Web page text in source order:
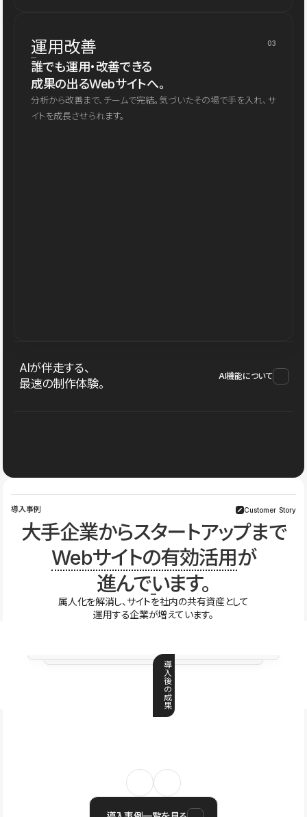
運用改善 03
誰でも運用・改善できる
成果の出るWebサイトへ。
分析から改善まで、チームで完結。気づいたその場で手を入れ、サ
イトを成長させられます。
AIが伴走する、
最速の制作体験。
AI機能について
導入事例 Customer Story
大手企業からスタートアップまで
Webサイトの有効活用が
進んでいます。
属人化を解消し、サイトを社内の共有資産として
運用する企業が増えています。
導
入
後
の
成
果